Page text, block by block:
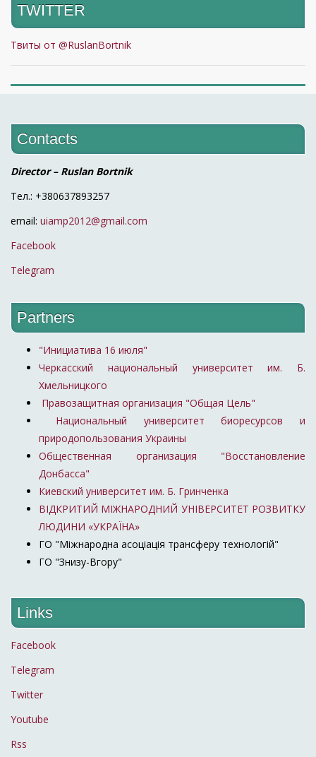
TWITTER
Твиты от @RuslanBortnik
Contacts
Director – Ruslan Bortnik
Тел.: +380637893257
email: uiamp2012@gmail.com
Facebook
Telegram
Partners
"Инициатива 16 июля"
Черкасский национальный университет им. Б.
Хмельницкого
Правозащитная организация "Общая Цель"
Национальный университет биоресурсов и
природопользования Украины
Общественная организация "Восстановление
Донбасса"
Киевский университет им. Б. Гринченка
ВІДКРИТИЙ МІЖНАРОДНИЙ УНІВЕРСИТЕТ РОЗВИТКУ
ЛЮДИНИ «УКРАЇНА»
ГО "Міжнародна асоціація трансферу технологій"
ГО "Знизу-Вгору"
Links
Facebook
Telegram
Twitter
Youtube
Rss